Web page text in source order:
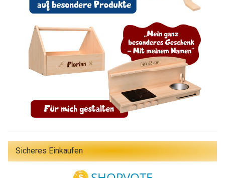
Sicheres Einkaufen